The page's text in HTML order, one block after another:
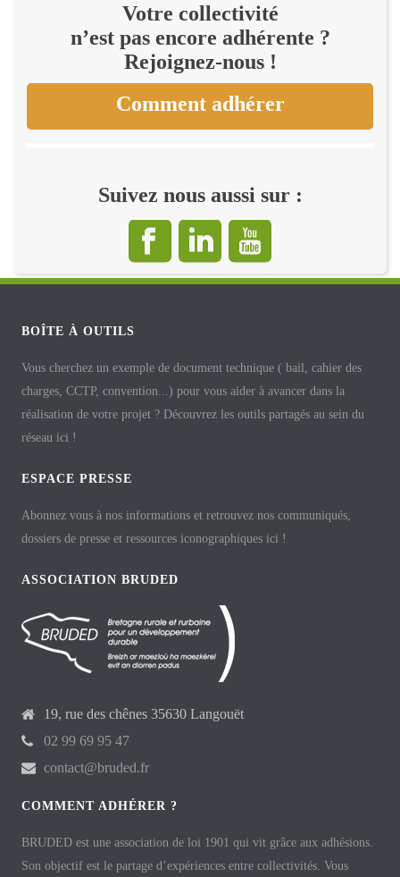
Votre collectivité
n’est pas encore adhérente ?
Rejoignez-nous !
Comment adhérer
Suivez nous aussi sur :
BOÎTE À OUTILS
Vous cherchez un exemple de document technique ( bail, cahier des
charges, CCTP, convention...) pour vous aider à avancer dans la
réalisation de votre projet ? Découvrez les outils partagés au sein du
réseau ici !
ESPACE PRESSE
Abonnez vous à nos informations et retrouvez nos communiqués,
dossiers de presse et ressources iconographiques ici !
ASSOCIATION BRUDED
19, rue des chênes 35630 Langouët
02 99 69 95 47
contact@bruded.fr
COMMENT ADHÉRER ?
BRUDED est une association de loi 1901 qui vit grâce aux adhésions.
Son objectif est le partage d’expériences entre collectivités. Vous